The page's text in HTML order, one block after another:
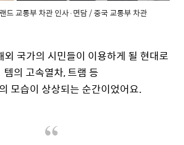
드 교통부 차관 인사·면담 / 중국 교통부 차관
외 국가의 시민들이 이용하게 될 현대로
템의 고속열차,트램 등
모습이 상상되는 순간이었어요.